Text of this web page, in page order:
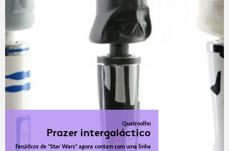
Quatroolho
Prazer intergaláctico
Fanáticos de "Star Wars" agora contam com uma linha